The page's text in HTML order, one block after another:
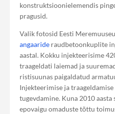
konstruktsioonielemendis
pragusid.
Valik fotosid Eesti
angaaride raudbetoonkuplite
aastal. Kokku injekteerisime
traageldati laiemad ja
ristisuunas paigaldatud
Injekteerimise ja
tugevdamine. Kuna 2010 aasta
epovaigu omaduste tõttu